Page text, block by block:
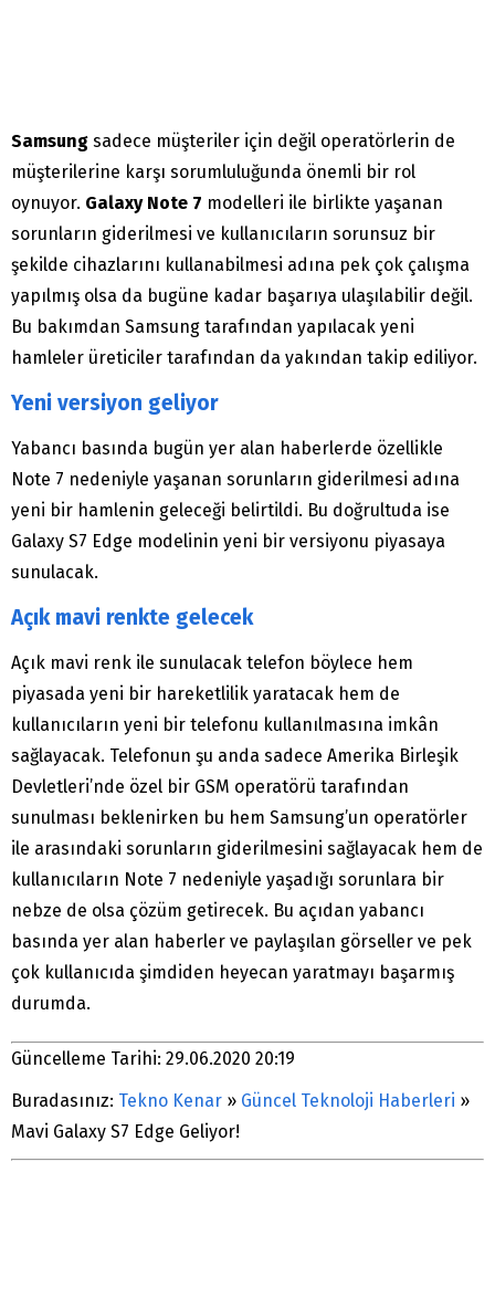
Samsung sadece müşteriler için değil operatörlerin de
müşterilerine karşı sorumluluğunda önemli bir rol
oynuyor. Galaxy Note 7 modelleri ile birlikte yaşanan
sorunların giderilmesi ve kullanıcıların sorunsuz bir
şekilde cihazlarını kullanabilmesi adına pek çok çalışma
yapılmış olsa da bugüne kadar başarıya ulaşılabilir değil.
Bu bakımdan Samsung tarafından yapılacak yeni
hamleler üreticiler tarafından da yakından takip ediliyor.
Yeni versiyon geliyor
Yabancı basında bugün yer alan haberlerde özellikle
Note 7 nedeniyle yaşanan sorunların giderilmesi adına
yeni bir hamlenin geleceği belirtildi. Bu doğrultuda ise
Galaxy S7 Edge modelinin yeni bir versiyonu piyasaya
sunulacak.
Açık mavi renkte gelecek
Açık mavi renk ile sunulacak telefon böylece hem
piyasada yeni bir hareketlilik yaratacak hem de
kullanıcıların yeni bir telefonu kullanılmasına imkân
sağlayacak. Telefonun şu anda sadece Amerika Birleşik
Devletleri’nde özel bir GSM operatörü tarafından
sunulması beklenirken bu hem Samsung’un operatörler
ile arasındaki sorunların giderilmesini sağlayacak hem de
kullanıcıların Note 7 nedeniyle yaşadığı sorunlara bir
nebze de olsa çözüm getirecek. Bu açıdan yabancı
basında yer alan haberler ve paylaşılan görseller ve pek
çok kullanıcıda şimdiden heyecan yaratmayı başarmış
durumda.
Güncelleme Tarihi: 29.06.2020 20:19
Buradasınız: Tekno Kenar » Güncel Teknoloji Haberleri »
Mavi Galaxy S7 Edge Geliyor!